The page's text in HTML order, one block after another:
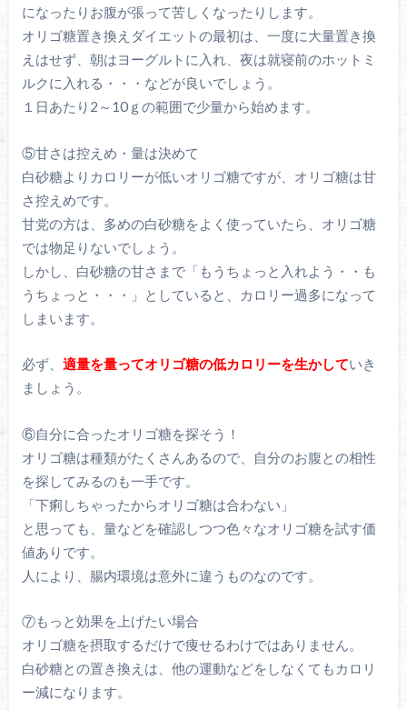
になったりお腹が張って苦しくなったりします。
オリゴ糖置き換えダイエットの最初は、一度に大量置き換
えはせず、朝はヨーグルトに入れ、夜は就寝前のホットミ
ルクに入れる・・・などが良いでしょう。
１日あたり2～10ｇの範囲で少量から始めます。
⑤甘さは控えめ・量は決めて
白砂糖よりカロリーが低いオリゴ糖ですが、オリゴ糖は甘
さ控えめです。
甘党の方は、多めの白砂糖をよく使っていたら、オリゴ糖
では物足りないでしょう。
しかし、白砂糖の甘さまで「もうちょっと入れよう・・も
うちょっと・・・」としていると、カロリー過多になって
しまいます。
必ず、 適量を量ってオリゴ糖の低カロリーを生かしていき
ましょう。
⑥自分に合ったオリゴ糖を探そう！
オリゴ糖は種類がたくさんあるので、自分のお腹との相性
を探してみるのも一手です。
「下痢しちゃったからオリゴ糖は合わない」
と思っても、量などを確認しつつ色々なオリゴ糖を試す価
値ありです。
人により、腸内環境は意外に違うものなのです。
⑦もっと効果を上げたい場合
オリゴ糖を摂取するだけで痩せるわけではありません。
白砂糖との置き換えは、他の運動などをしなくてもカロリ
ー減になります。